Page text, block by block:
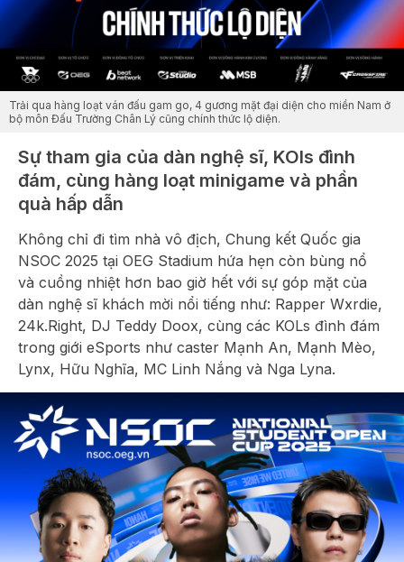
Trải qua hàng loạt ván đấu gam go, 4 gương mặt đại diện cho miền Nam ở
bộ môn Đấu Trường Chân Lý cũng chính thức lộ diện.
Sự tham gia của dàn nghệ sĩ, KOls đình
đám, cùng hàng loạt minigame và phần
quà hấp dẫn
Không chỉ đi tìm nhà vô địch, Chung kết Quốc gia
NSOC 2025 tại OEG Stadium hứa hẹn còn bùng nổ
và cuồng nhiệt hơn bao giờ hết với sự góp mặt của
dàn nghệ sĩ khách mời nổi tiếng như: Rapper Wxrdie,
24k.Right, DJ Teddy Doox, cùng các KOLs đình đám
trong giới eSports như caster Mạnh An, Mạnh Mèo,
Lynx, Hữu Nghĩa, MC Linh Nắng và Nga Lyna.